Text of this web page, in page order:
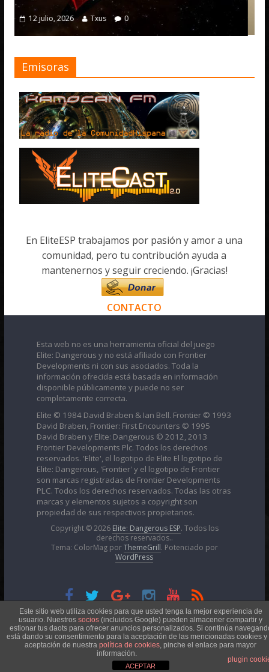
4 julio, 2026 Txus
Emisoras
En EliteESP trabajamos por pasión y amor a una
comunidad, pero tu contribución ayuda a
mantenernos y seguir creciendo. ¡Gracias!
CONTACTO
Esta web no es una herramienta oficial del juego
Elite: Dangerous y no está afiliado con Frontier
Developments ni con sus asociados. Toda la
información ofrecida está basada en información
disponible públicamente y puede no ser
completamente correcta.
Elite © 1984 David Braben & Ian Bell. Frontier © 1993
David Braben, Frontier: First Encounters © 1995
David Braben y Elite: Dangerous © 2012, 2013
Frontier Developments Plc. Todos los derechos
reservados. 'Elite', el logotipo de Elite El logotipo de
Elite: Dangerous, 'Frontier' y el logotipo de Frontier
son marcas registradas de Frontier Developments
PLC. Todos los derechos reservados. Todas las otras
marcas y elementos sujetos a copyright son
propiedad de sus respectivos propietarios.
Copyright © 2026 Elite: Dangerous ESP . Todos los
derechos reservados..
Tema: ColorMag porThemeGrill . Potenciado por
WordPress
Esta obra está bajo unaLicencia Creative Commons
Atribución-NoComercial 4.0 Internacional
Este sitio web utiliza cookies para que usted tenga la mejor experiencia de
usuario. Nuestros socios (incluidos Google) pueden almacener compartir y
estionar tus daots para ofrecer anuncios personalizados. Si continúa
está dando su consentimiento para la aceptación de las mencionadas cookies y
aceptación de nuestra política de cookies, pinche el enlace para mayor
información.
plugin
ACEPTAR